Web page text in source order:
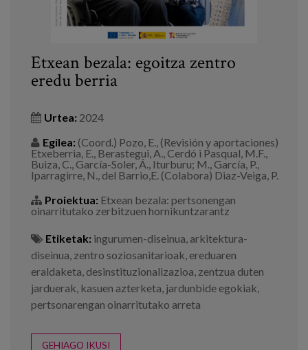
Etxean bezala: egoitza zentro
eredu berria
Urtea: 2024
Egilea: (Coord.) Pozo, E., (Revisión y aportaciones)
Etxeberria, E., Berastegui, A., Cerdó i Pasqual, M.F.,
Buiza, C., García-Soler, Á., Iturburu; M., García, P.,
Iparragirre, N., del Barrio,E. (Colabora) Diaz-Veiga, P.
Proiektua: Etxean bezala: pertsonengan
oinarritutako zerbitzuen hornikuntzarantz
Etiketak: ingurumen-diseinua, arkitektura-
diseinua, zentro soziosanitarioak, ereduaren
eraldaketa, desinstituzionalizazioa, zentzua duten
jarduerak, kasuen azterketa, jardunbide egokiak,
pertsonarengan oinarritutako arreta
GEHIAGO IKUSI